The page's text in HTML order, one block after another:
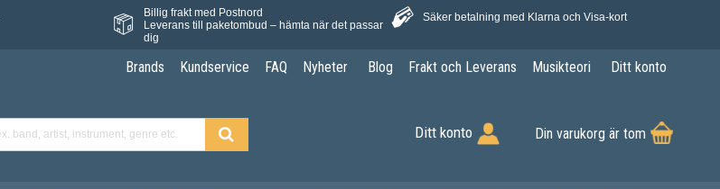
Billig frakt med Postnord
Leverans till paketombud – hämta när det passar
dig
Säker betalning med Klarna och Visa-kort
Brands Kundservice FAQ Nyheter Blog Frakt och Leverans Musikteori Ditt konto
Ditt konto Din varukorg är tom